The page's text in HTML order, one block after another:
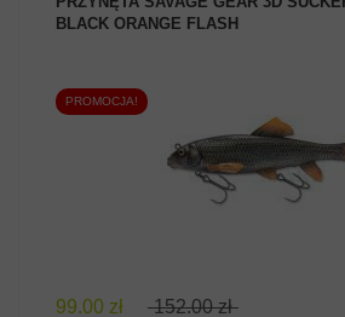
BLACK ORANGE FLASH
ZOBACZ PRODUKT
PROMOCJA!
99.00 zł 152.00 zł